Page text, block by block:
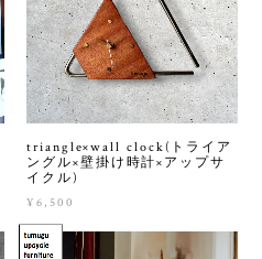
triangle×wall clock(トライア
ングル×壁掛け時計×アップサ
イクル)
¥6,500